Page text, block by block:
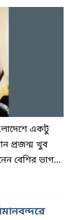
একটু
প্রজন্ম খুব
বেশির ভাগ...